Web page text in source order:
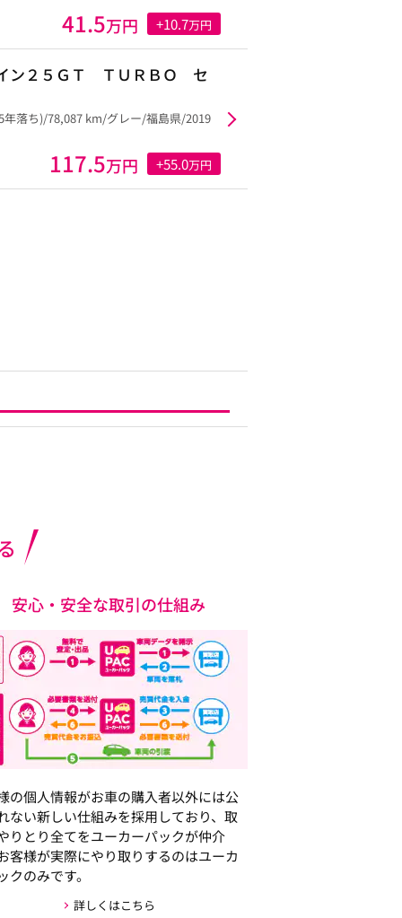
41.5万円 +10.7万円
ン２５ＧＴ ＴＵＲＢＯ セ
年落ち)/78,087 km/グレー/福島県/2019
117.5万円 +55.0万円
安心・安全な取引の仕組み
の個人情報がお車の購入者以外には公
ない新しい仕組みを採用しており、取
りとり全てをユーカーパックが仲介
客様が実際にやり取りするのはユーカ
クのみです。
詳しくはこちら